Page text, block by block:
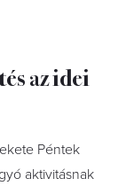
az idei
Péntek
aktivitásnak